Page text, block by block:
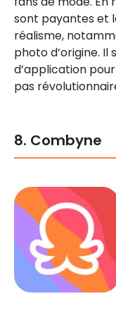
sont payantes et
réalisme,
photo d’origine. Il
d’application
pas
8. Combyne